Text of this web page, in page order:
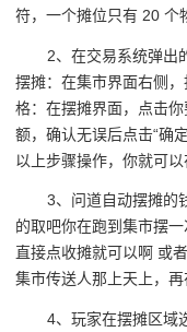
符，一个摊位只有 20 个
2、在交易系统弹出
摆摊：在集市界面右侧
格：在摆摊界面，点击
额，确认无误后点击“确
以上步骤操作，你就可以
3、问道自动摆摊的
的取吧你在跑到集市摆
直接点收摊就可以啊 或
集市传送人那上天上，再
4、玩家在摆摊区域